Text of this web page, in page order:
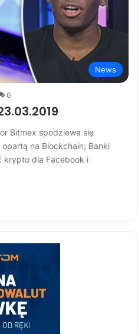
News
0
Bitmex spodziewa się
na Blockchain; Banki
krypto dla Facebook i